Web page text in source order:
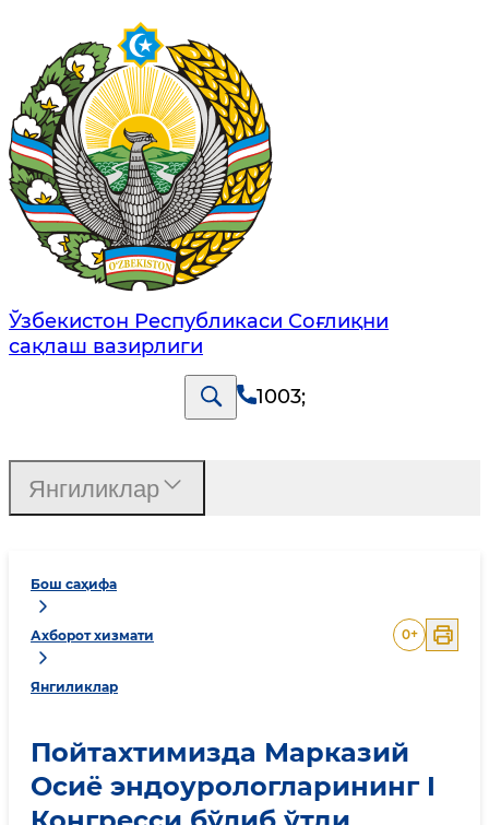
Ўзбекистон Республикаси Соғлиқни
сақлаш вазирлиги
1003;
Бош саҳифа
Ахборот хизмати
Янгиликлар
0+
Пойтахтимизда Марказий
Осиё эндоурологларининг I
Янгиликлар